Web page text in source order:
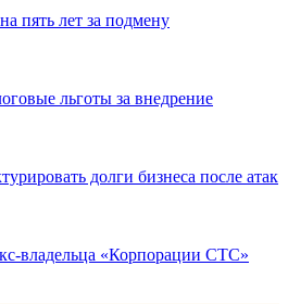
пять лет за подмену
льготы за внедрение
долги бизнеса после атак
владельца «Корпорации СТС»